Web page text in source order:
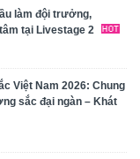
làm đội trưởng,
tại Livestage 2
Việt Nam 2026: Chung
sắc đại ngàn – Khát